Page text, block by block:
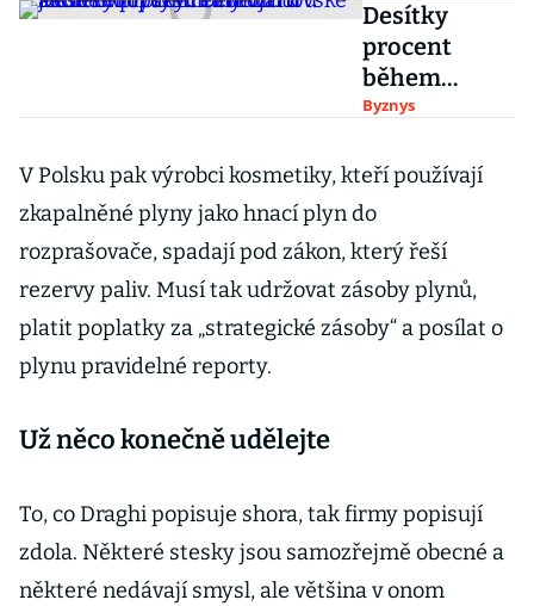
Desítky
procent
během
jediného
mnichovské
konferenci
vzhůru akcie
evropských
zbrojařů
Byznys
V Polsku pak výrobci kosmetiky, kteří používají
zkapalněné plyny jako hnací plyn do
rozprašovače, spadají pod zákon, který řeší
rezervy paliv. Musí tak udržovat zásoby plynů,
platit poplatky za „strategické zásoby“ a posílat o
plynu pravidelné reporty.
Už něco konečně udělejte
To, co Draghi popisuje shora, tak firmy popisují
zdola. Některé stesky jsou samozřejmě obecné a
některé nedávají smysl, ale většina v onom